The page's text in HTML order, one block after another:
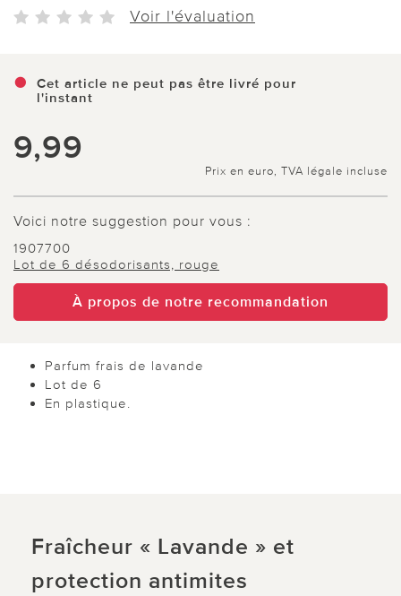
Voir l'évaluation
Cet article ne peut pas être livré pour
l'instant
9,99
Prix en euro, TVA légale incluse
Voici notre suggestion pour vous :
1907700
Lot de 6 désodorisants, rouge
À propos de notre recommandation
Parfum frais de lavande
Lot de 6
En plastique.
Fraîcheur « Lavande » et
protection antimites